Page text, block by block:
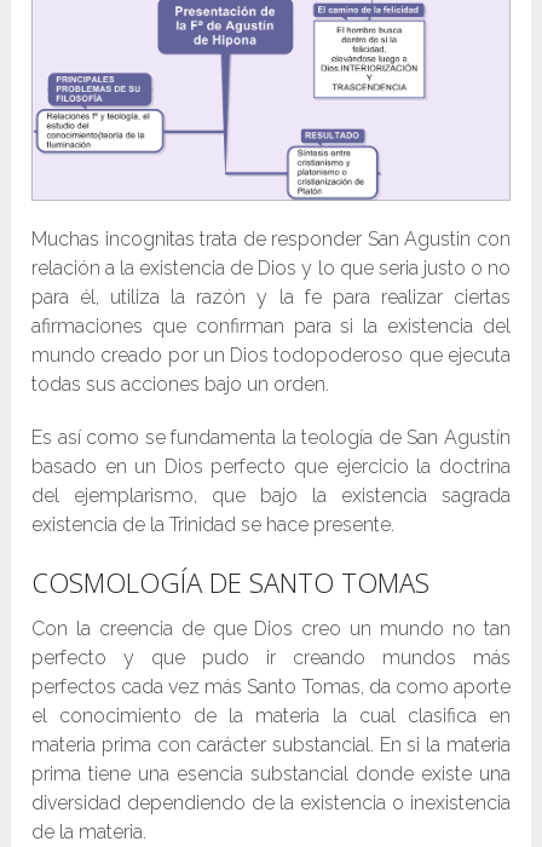
Muchas incognitas trata de responder San Agustin con
relación a la existencia de Dios y lo que seria justo o no
para él, utiliza la razón y la fe para realizar ciertas
afirmaciones que confirman para si la existencia del
mundo creado por un Dios todopoderoso que ejecuta
todas sus acciones bajo un orden.
Es así como se fundamenta la teología de San Agustín
basado en un Dios perfecto que ejercicio la doctrina
del ejemplarismo, que bajo la existencia sagrada
existencia de la Trinidad se hace presente.
COSMOLOGÍA DE SANTO TOMAS
Con la creencia de que Dios creo un mundo no tan
perfecto y que pudo ir creando mundos más
perfectos cada vez más Santo Tomas, da como aporte
el conocimiento de la materia la cual clasifica en
materia prima con carácter substancial. En si la materia
prima tiene una esencia substancial donde existe una
diversidad dependiendo de la existencia o inexistencia
de la materia.